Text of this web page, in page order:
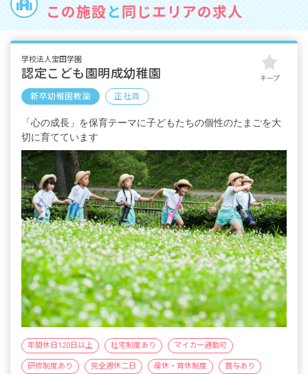
この施設 と 同じエリアの求人
学校法人宝田学園
認定こども園明成幼稚園
新卒幼稚園教諭 正社員
キープ
「心の成長」を保育テーマに子どもたちの個性のたまごを大
切に育てています
年間休日120日以上 社宅制度あり マイカー通勤可
研修制度あり 完全週休二日 産休・育休制度 賞与あり